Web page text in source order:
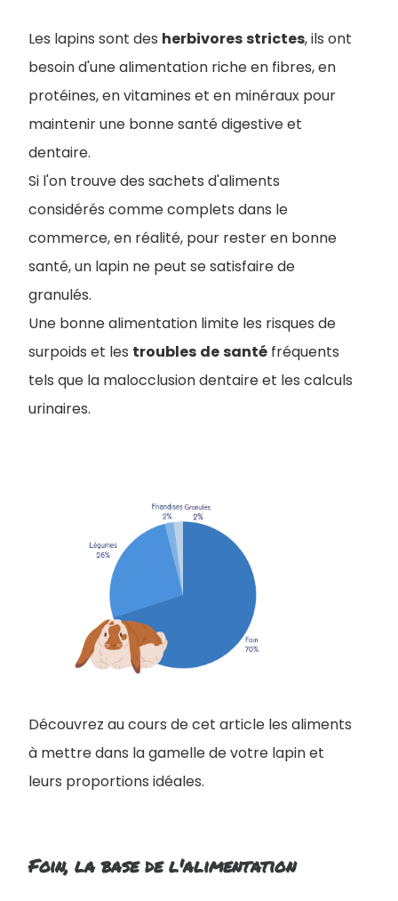
Les lapins sont des herbivoresstrictes, ils ont
besoin d'une alimentation riche en fibres, en
protéines, en vitamines et en minéraux pour
maintenir une bonne santé digestive et
dentaire.
Si l'on trouve des sachets d'aliments
considérés comme complets dans le
commerce, en réalité, pour rester en bonne
santé, un lapin ne peut se satisfaire de
granulés.
Une bonne alimentation limite les risques de
surpoids et les troubles desanté fréquents
tels que la malocclusion dentaire et les calculs
urinaires.
Découvrez au cours de cet article les aliments
à mettre dans la gamelle de votre lapin et
leurs proportions idéales.
Foin, la base de l'alimentation